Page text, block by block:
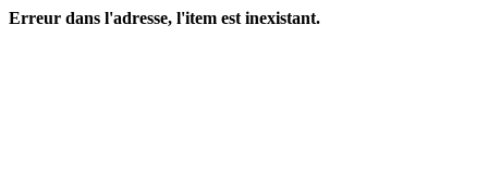
Erreur dans l'adresse, l'item est inexistant.